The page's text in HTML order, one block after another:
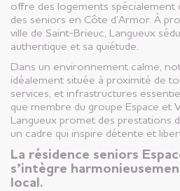
offre des logements spécialement
des seniors en Côte d’Armor. À
ville de Saint-Brieuc, Langueux
authentique et sa quiétude.
Dans un environnement calme,
idéalement située à proximité de
services, et infrastructures
que membre du groupe Espace et
Langueux promet des prestations
un cadre qui inspire détente et
La résidence seniors
s’intègre
local.